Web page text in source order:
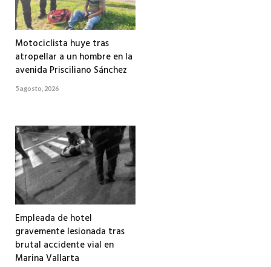
Motociclista huye tras
atropellar a un hombre en la
avenida Prisciliano Sánchez
5 agosto, 2026
Empleada de hotel
gravemente lesionada tras
brutal accidente vial en
Marina Vallarta